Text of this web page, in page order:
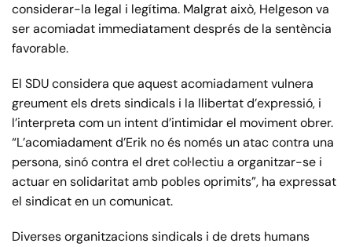
considerar-la legal i legítima. Malgrat això, Helgeson va
ser acomiadat immediatament després de la sentència
favorable.
El SDU considera que aquest acomiadament vulnera
greument els drets sindicals i la llibertat d’expressió, i
l’interpreta com un intent d’intimidar el moviment obrer.
“L’acomiadament d’Erik no és només un atac contra una
persona, sinó contra el dret col·lectiu a organitzar-se i
actuar en solidaritat amb pobles oprimits”, ha expressat
el sindicat en un comunicat.
Diverses organitzacions sindicals i de drets humans